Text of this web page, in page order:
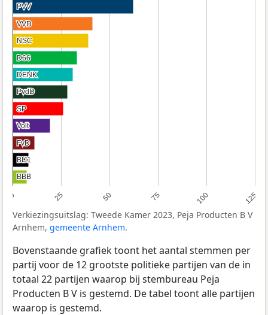
0 25 50 75 100 125
PVV
PVV
VVD
VVD
NSC
NSC
D66
D66
DENK
DENK
PvdD
PvdD
SP
SP
Volt
Volt
FvD
FvD
BIJ1
BIJ1
BBB
BBB
Verkiezingsuitslag: Tweede Kamer 2023, Peja Producten B V
Arnhem, gemeente Arnhem.
Bovenstaande grafiek toont het aantal stemmen per
partij voor de 12 grootste politieke partijen van de in
totaal 22 partijen waarop bij stembureau Peja
Producten B V is gestemd. De tabel toont alle partijen
waarop is gestemd.